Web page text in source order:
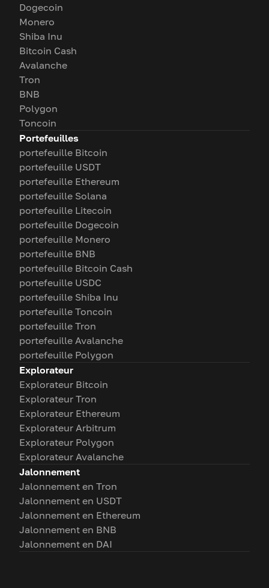
Dogecoin
Monero
Shiba Inu
Bitcoin Cash
Avalanche
Tron
BNB
Polygon
Toncoin
Portefeuilles
portefeuille Bitcoin
portefeuille USDT
portefeuille Ethereum
portefeuille Solana
portefeuille Litecoin
portefeuille Dogecoin
portefeuille Monero
portefeuille BNB
portefeuille Bitcoin Cash
portefeuille USDC
portefeuille Shiba Inu
portefeuille Toncoin
portefeuille Tron
portefeuille Avalanche
portefeuille Polygon
Explorateur
Explorateur Bitcoin
Explorateur Tron
Explorateur Ethereum
Explorateur Arbitrum
Explorateur Polygon
Explorateur Avalanche
Jalonnement
Jalonnement en Tron
Jalonnement en USDT
Jalonnement en Ethereum
Jalonnement en BNB
Jalonnement en DAI